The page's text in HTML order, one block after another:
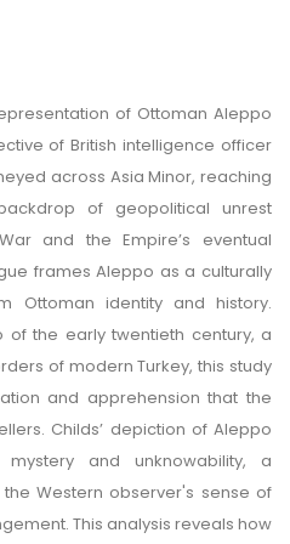
of Ottoman Aleppo
of British intelligence officer
across Asia Minor, reaching
of geopolitical unrest
and the Empire’s eventual
frames Aleppo as a culturally
Ottoman identity and history.
of the early twentieth century, a
of modern Turkey, this study
and apprehension that the
Childs’ depiction of Aleppo
and unknowability, a
Western observer's sense of
This analysis reveals how